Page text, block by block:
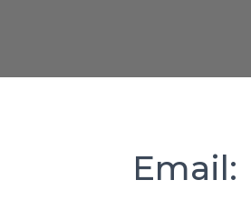
Email: